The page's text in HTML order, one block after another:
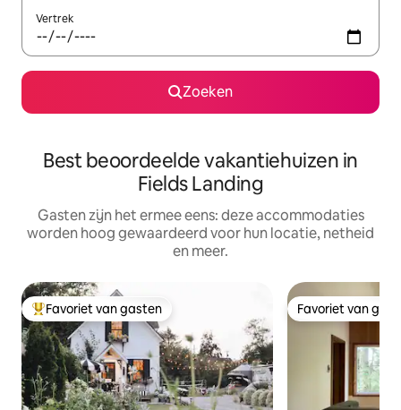
Vertrek
Zoeken
Best beoordeelde vakantiehuizen in
Fields Landing
Gasten zijn het ermee eens: deze accommodaties
worden hoog gewaardeerd voor hun locatie, netheid
en meer.
Topfavoriet van gasten
Favoriet van gasten Favoriet van
Favoriet van